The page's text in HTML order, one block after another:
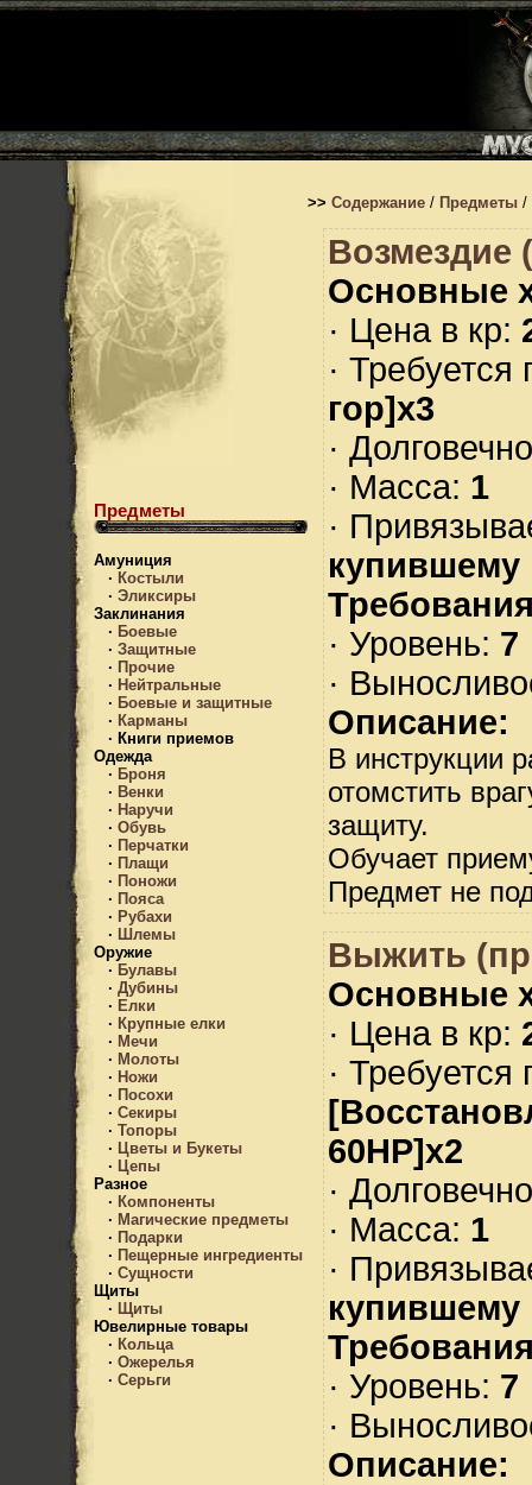
Предметы
Амуниция
· Костыли
· Эликсиры
Заклинания
· Боевые
· Защитные
· Прочие
· Нейтральные
· Боевые и защитные
· Карманы
· Книги приемов
Одежда
· Броня
· Венки
· Наручи
· Обувь
· Перчатки
· Плащи
· Поножи
· Пояса
· Рубахи
· Шлемы
Оружие
· Булавы
· Дубины
· Елки
· Крупные елки
· Мечи
· Молоты
· Ножи
· Посохи
· Секиры
· Топоры
· Цветы и Букеты
· Цепы
Разное
· Компоненты
· Магические предметы
· Подарки
· Пещерные ингредиенты
· Сущности
Щиты
· Щиты
Ювелирные товары
· Кольца
· Ожерелья
· Серьги
>> Содержание / Предметы /
Возмездие
Основные
· Цена в кр:
·
гор]x3
·
· Масса: 1
·
купившему
· Уровень: 7
·
Описание:
В инструкции
отомстить
защиту.
Обучает
Предмет не
Выжить
Основные
· Цена в кр:
· Требуется
60HP]х2
·
· Масса: 1
·
купившему
· Уровень: 7
·
Описание: